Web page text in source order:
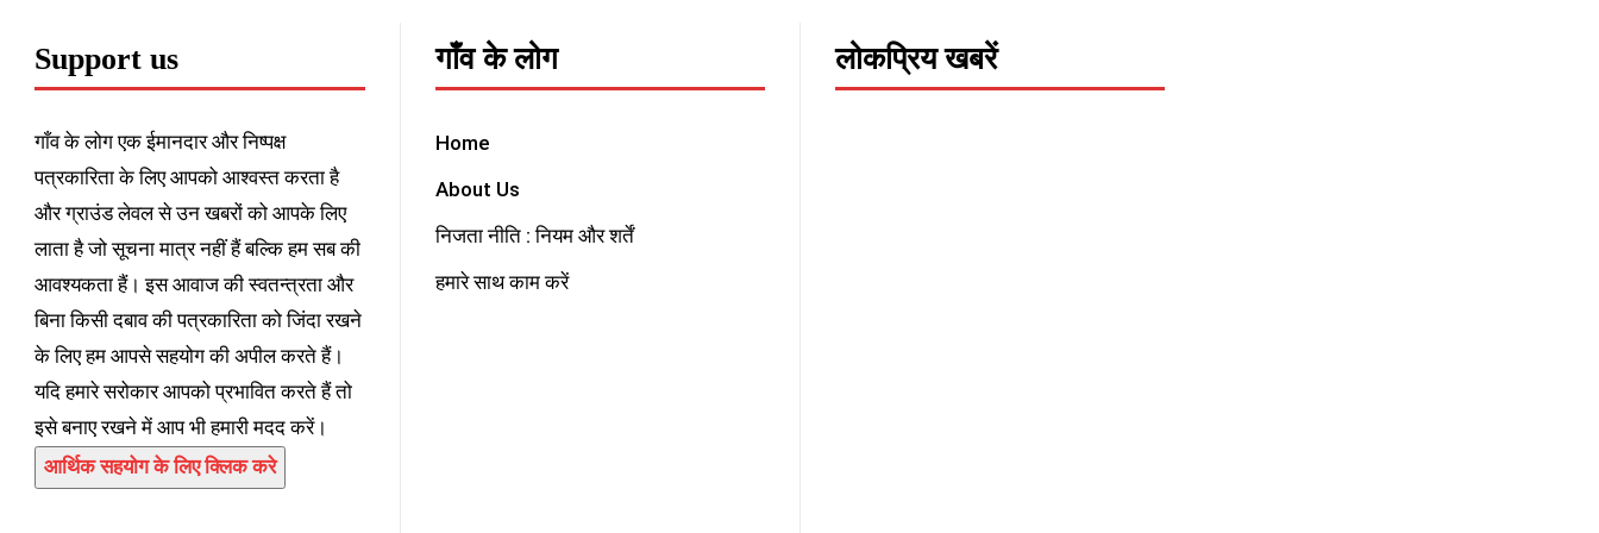
Support us
गाँव के लोग एक ईमानदार और निष्पक्ष
पत्रकारिता के लिए आपको आश्वस्त करता है
और ग्राउंड लेवल से उन खबरों को आपके लिए
लाता है जो सूचना मात्र नहीं हैं बल्कि हम सब की
आवश्यकता हैं। इस आवाज की स्वतन्त्रता और
बिना किसी दबाव की पत्रकारिता को जिंदा रखने
के लिए हम आपसे सहयोग की अपील करते हैं।
यदि हमारे सरोकार आपको प्रभावित करते हैं तो
इसे बनाए रखने में आप भी हमारी मदद करें।
आर्थिक सहयोग के लिए क्लिक करे
गाँव के लोग
Home
About Us
निजता नीति : नियम और शर्तें
हमारे साथ काम करें
लोकप्रिय खबरें